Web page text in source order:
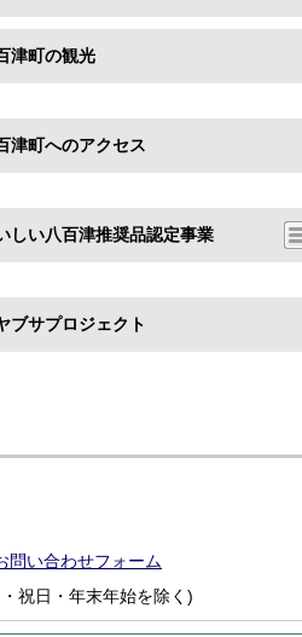
津町の観光
津町へのアクセス
しい八百津推奨品認定事業
ブサプロジェクト
問い合わせフォーム
祝日・年末年始を除く)